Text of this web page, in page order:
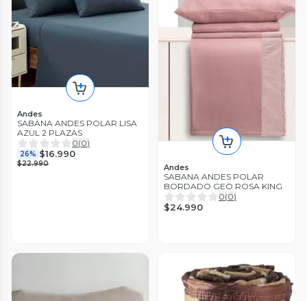
Andes
SABANA ANDES POLAR LISA
AZUL 2 PLAZAS
0(0)
26% $16.990
$22.990 Andes
SABANA ANDES POLAR
BORDADO GEO ROSA KING
0(0)
$24.990